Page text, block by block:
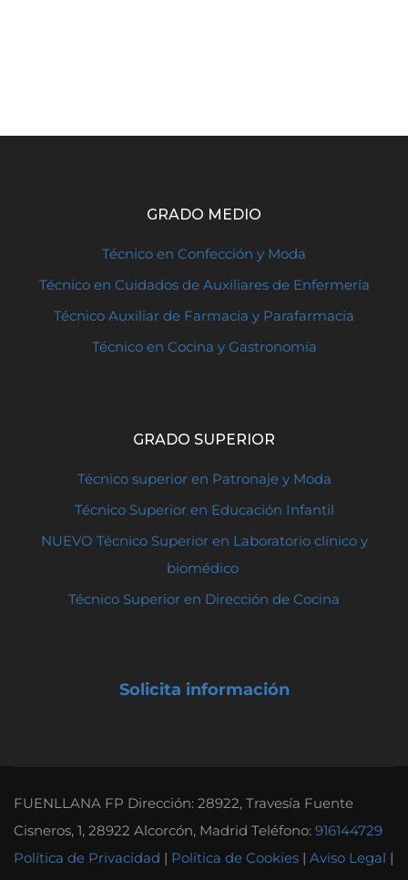
GRADO MEDIO
Técnico en Confección y Moda
Técnico en Cuidados de Auxiliares de Enfermería
Técnico Auxiliar de Farmacia y Parafarmacia
Técnico en Cocina y Gastronomía
GRADO SUPERIOR
Técnico superior en Patronaje y Moda
Técnico Superior en Educación Infantil
NUEVO Técnico Superior en Laboratorio clínico y
biomédico
Técnico Superior en Dirección de Cocina
Solicita información
FUENLLANA FP Dirección: 28922, Travesía Fuente
Cisneros, 1, 28922 Alcorcón, Madrid Teléfono: 916144729
Política de Privacidad | Política de Cookies | Aviso Legal |